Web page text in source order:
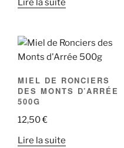
Lire la suite
MIEL DE RONCIERS
DES MONTS D’ARRÉE
500G
12,50€
Lire la suite